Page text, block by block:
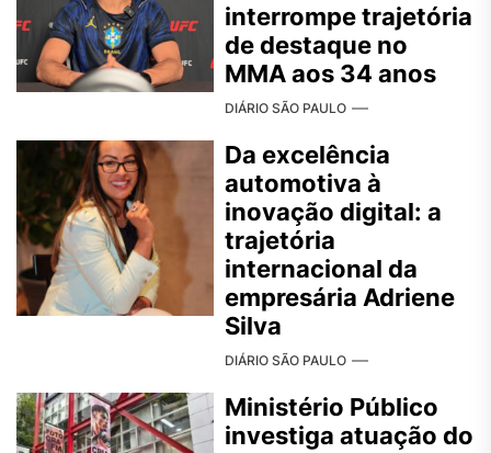
interrompe trajetória
de destaque no
MMA aos 34 anos
DIÁRIO SÃO PAULO
Da excelência
automotiva à
inovação digital: a
trajetória
internacional da
empresária Adriene
Silva
DIÁRIO SÃO PAULO
Ministério Público
investiga atuação do